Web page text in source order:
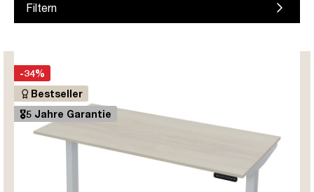
Filtern
-34%
Bestseller
🎖️5 Jahre Garantie